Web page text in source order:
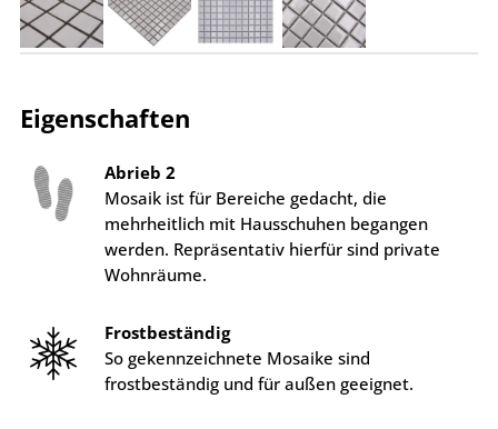
Eigenschaften
Abrieb 2
Mosaik ist für Bereiche gedacht, die
mehrheitlich mit Hausschuhen begangen
werden. Repräsentativ hierfür sind private
Wohnräume.
Frostbeständig
So gekennzeichnete Mosaike sind
frostbeständig und für außen geeignet.